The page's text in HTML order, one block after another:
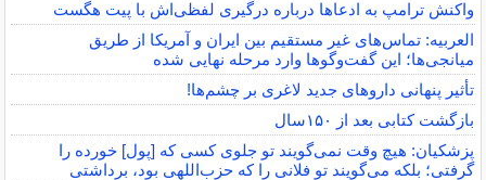
واکنش ترامپ به ادعاها درباره درگیری لفظی‌اش با پیت هگست
العربیه: تماس‌های غیر مستقیم بین ایران و آمریکا از طریق
میانجی‌ها؛ این گفت‌و‌گو‌ها وارد مرحله نهایی شده
تأثیر پنهانی داروهای جدید لاغری بر چشم‌ها!
بازگشت کتابی بعد از ۱۵۰سال
پزشکیان: هیچ وقت نمی‌گویند تو جلوی کسی که [پول] خورده را
گرفتی؛ بلکه می‌گویند تو فلانی را که حزب‌اللهی بود، برداشتی